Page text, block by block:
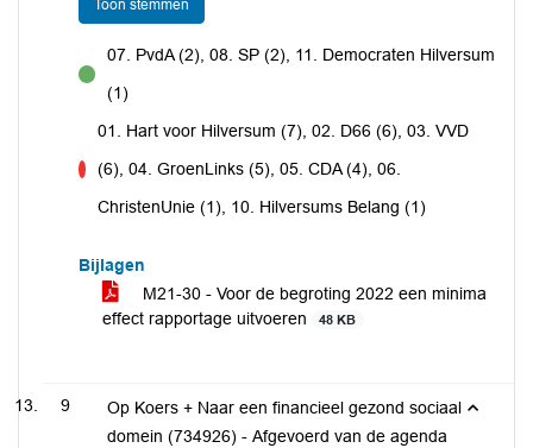
Toon stemmen
voor
07. PvdA (2), 08. SP (2), 11. Democraten Hilversum
(1)
01. Hart voor Hilversum (7), 02. D66 (6), 03. VVD
(6), 04. GroenLinks (5), 05. CDA (4), 06.
ChristenUnie (1), 10. Hilversums Belang (1)
Bijlagen
M21-30 - Voor de begroting 2022 een minima
effect rapportage uitvoeren
48 KB
9
Op Koers + Naar een financieel gezond sociaal
domein (734926) - Afgevoerd van de agenda